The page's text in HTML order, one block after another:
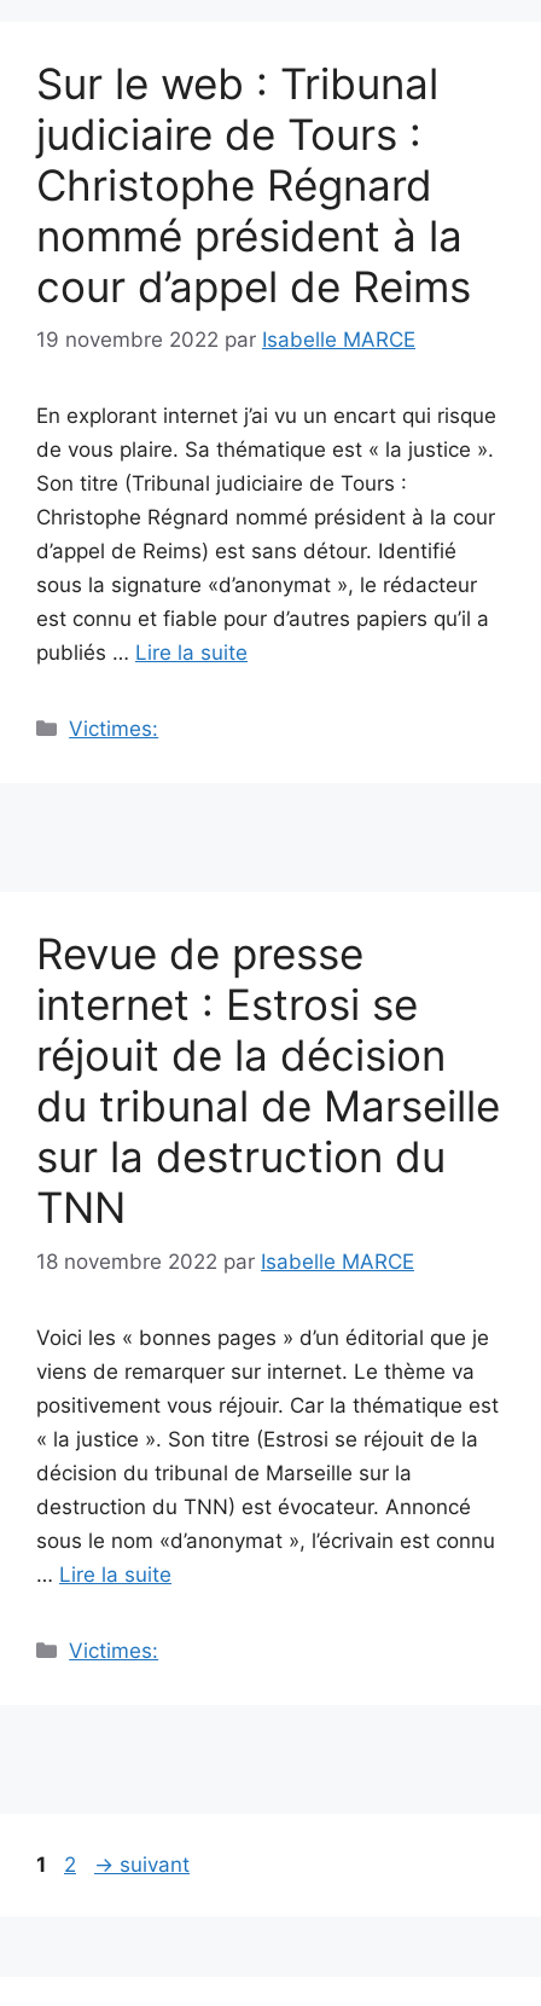
Sur le web : Tribunal
judiciaire de Tours :
Christophe Régnard
nommé président à la
cour d’appel de Reims
19 novembre 2022 par Isabelle MARCE
En explorant internet j’ai vu un encart qui risque
de vous plaire. Sa thématique est « la justice ».
Son titre (Tribunal judiciaire de Tours :
Christophe Régnard nommé président à la cour
d’appel de Reims) est sans détour. Identifié
sous la signature «d’anonymat », le rédacteur
est connu et fiable pour d’autres papiers qu’il a
publiés … Lire la suite
Catégories
Victimes:
Revue de presse
internet : Estrosi se
réjouit de la décision
du tribunal de Marseille
sur la destruction du
TNN
18 novembre 2022 par Isabelle MARCE
Voici les « bonnes pages » d’un éditorial que je
viens de remarquer sur internet. Le thème va
positivement vous réjouir. Car la thématique est
« la justice ». Son titre (Estrosi se réjouit de la
décision du tribunal de Marseille sur la
destruction du TNN) est évocateur. Annoncé
sous le nom «d’anonymat », l’écrivain est connu
… Lire la suite
Catégories
Victimes:
Navigation
Page
1 Page
2 → suivant